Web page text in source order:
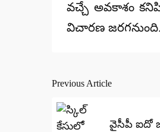
వచ్చే అవకాశం
విచారణ జరగనుంది.
Post
navigation
Previous Article
వైసీపీ ఐదో